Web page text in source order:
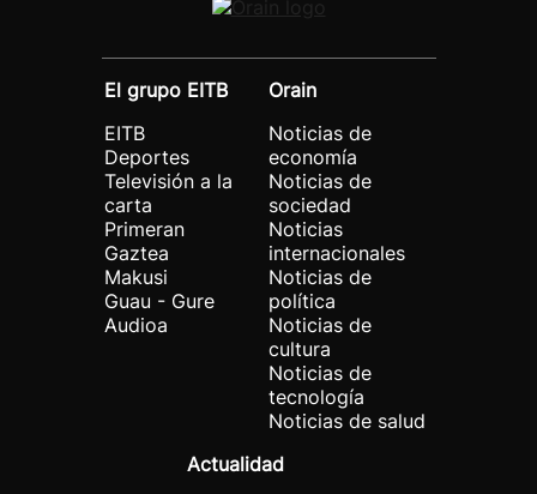
El grupo EITB
EITB
Deportes
Televisión a la
carta
Primeran
Gaztea
Makusi
Guau - Gure
Audioa
Orain
Noticias de
economía
Noticias de
sociedad
Noticias
internacionales
Noticias de
política
Noticias de
cultura
Noticias de
tecnología
Noticias de salud
Actualidad